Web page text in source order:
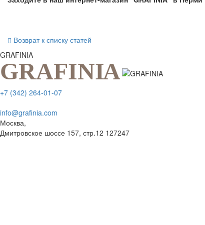
Возврат к списку статей
GRAFINIA
+7 (342) 264-01-07
info@grafinia.com
Москва,
Дмитровское шоссе 157, стр.12 127247